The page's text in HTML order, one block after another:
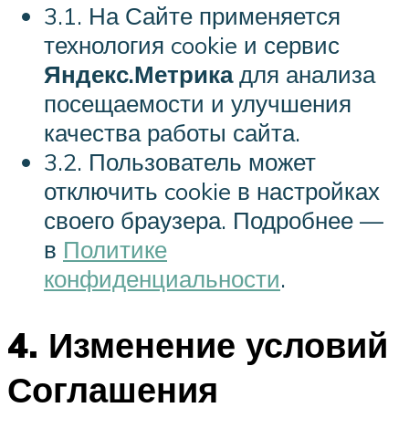
3.1. На Сайте применяется
технология cookie и сервис
Яндекс.Метрикадля анализа
посещаемости и улучшения
качества работы сайта.
3.2. Пользователь может
отключить cookie в настройках
своего браузера. Подробнее —
в Политике
конфиденциальности.
4. Изменение условий
Соглашения